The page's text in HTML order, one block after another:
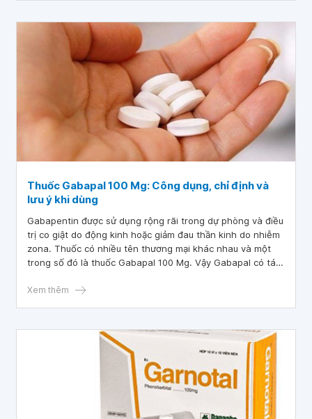
Thuốc Gabapal 100 Mg: Công dụng, chỉ định và
lưu ý khi dùng
Gabapentin được sử dụng rộng rãi trong dự phòng và điều
trị co giật do động kinh hoặc giảm đau thần kinh do nhiễm
zona. Thuốc có nhiều tên thương mại khác nhau và một
trong số đó là thuốc Gabapal 100 Mg. Vậy Gabapal có tác
Xem thêm